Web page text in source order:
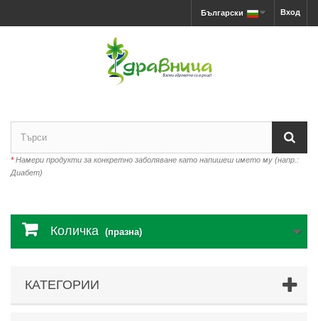
Вход
Български
*Намери продукти за конкретно заболяване като напишеш името му (напр.:
Диабет)
Количка (празна)
КАТЕГОРИИ